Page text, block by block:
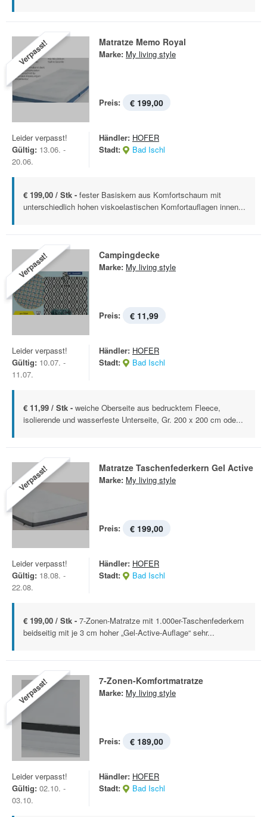
Verpasst! Matratze Memo Royal
Marke: My living style
Preis: € 199,00
Leider verpasst!
Gültig: 13.06. -
20.06.
Händler: HOFER
Stadt:
Bad Ischl
€ 199,00 / Stk - fester Basiskern aus Komfortschaum mit
unterschiedlich hohen viskoelastischen Komfortauflagen innen...
Verpasst! Campingdecke
Marke: My living style
Preis: € 11,99
Leider verpasst!
Gültig: 10.07. -
11.07.
Händler: HOFER
Stadt:
Bad Ischl
€ 11,99 / Stk - weiche Oberseite aus bedrucktem Fleece,
isolierende und wasserfeste Unterseite, Gr. 200 x 200 cm ode...
Verpasst! Matratze Taschenfederkern Gel Active
Marke: My living style
Preis: € 199,00
Leider verpasst!
Gültig: 18.08. -
22.08.
Händler: HOFER
Stadt:
Bad Ischl
€ 199,00 / Stk - 7-Zonen-Matratze mit 1.000er-Taschenfederkern
beidseitig mit je 3 cm hoher „Gel-Active-Auflage“ sehr...
Verpasst! 7-Zonen-Komfortmatratze
Marke: My living style
Preis: € 189,00
Leider verpasst!
Gültig: 02.10. -
03.10.
Händler: HOFER
Stadt:
Bad Ischl